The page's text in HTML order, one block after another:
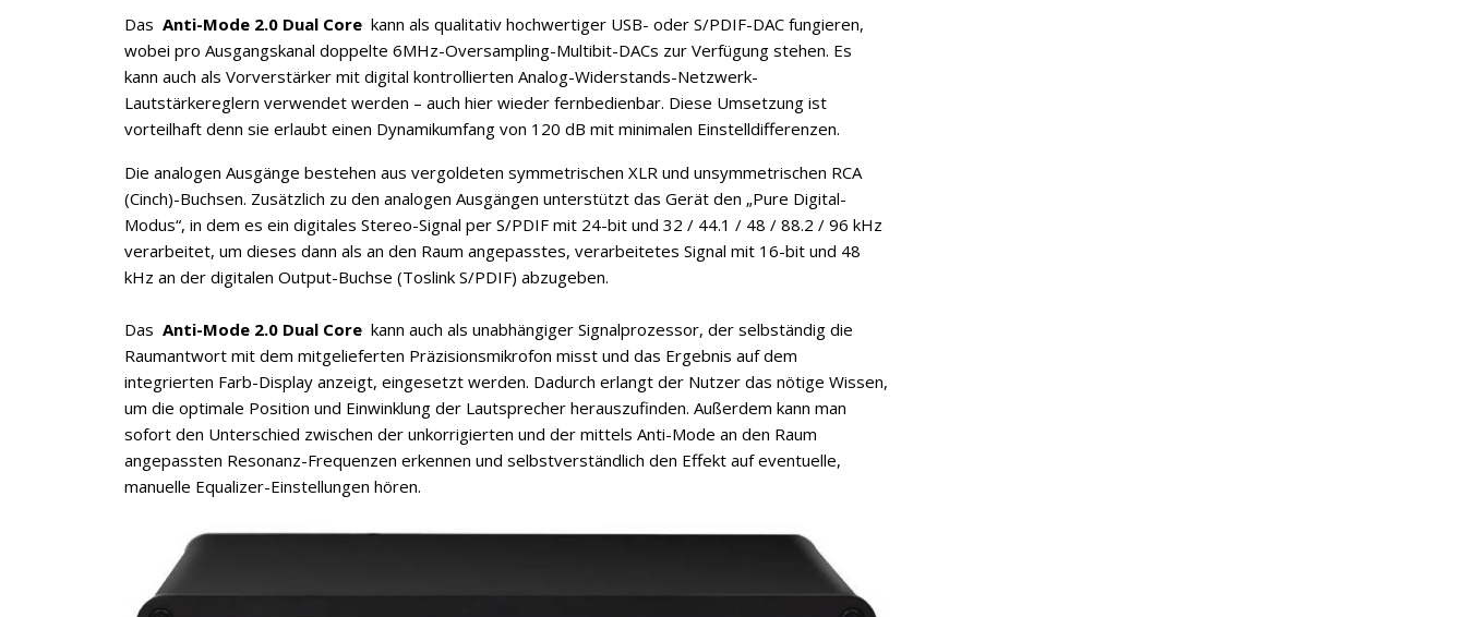
Das Anti-Mode 2.0 Dual Core kann als qualitativ hochwertiger USB- oder S/PDIF-DAC fungieren,
wobei pro Ausgangskanal doppelte 6MHz-Oversampling-Multibit-DACs zur Verfügung stehen. Es
kann auch als Vorverstärker mit digital kontrollierten Analog-Widerstands-Netzwerk-
Lautstärkereglern verwendet werden – auch hier wieder fernbedienbar. Diese Umsetzung ist
vorteilhaft denn sie erlaubt einen Dynamikumfang von 120 dB mit minimalen Einstelldifferenzen.
Die analogen Ausgänge bestehen aus vergoldeten symmetrischen XLR und unsymmetrischen RCA
(Cinch)-Buchsen. Zusätzlich zu den analogen Ausgängen unterstützt das Gerät den „Pure Digital-
Modus“, in dem es ein digitales Stereo-Signal per S/PDIF mit 24-bit und 32 / 44.1 / 48 / 88.2 / 96 kHz
verarbeitet, um dieses dann als an den Raum angepasstes, verarbeitetes Signal mit 16-bit und 48
kHz an der digitalen Output-Buchse (Toslink S/PDIF) abzugeben.
Das Anti-Mode 2.0 Dual Core kann auch als unabhängiger Signalprozessor, der selbständig die
Raumantwort mit dem mitgelieferten Präzisionsmikrofon misst und das Ergebnis auf dem
integrierten Farb-Display anzeigt, eingesetzt werden. Dadurch erlangt der Nutzer das nötige Wissen,
um die optimale Position und Einwinklung der Lautsprecher herauszufinden. Außerdem kann man
sofort den Unterschied zwischen der unkorrigierten und der mittels Anti-Mode an den Raum
angepassten Resonanz-Frequenzen erkennen und selbstverständlich den Effekt auf eventuelle,
manuelle Equalizer-Einstellungen hören.
jederzeit kündbar.
Jetzt anmelden
Datenschutzerklärung . Sie können sich
jederzeit wieder abmelden.